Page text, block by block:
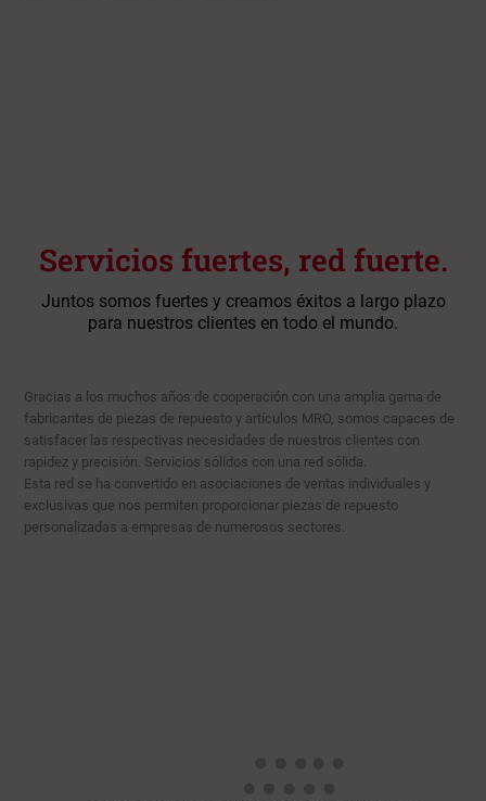
Servicios fuertes, red fuerte.
Juntos somos fuertes y creamos éxitos a largo plazo
para nuestros clientes en todo el mundo.
Gracias a los muchos años de cooperación con una amplia gama de
fabricantes de piezas de repuesto y artículos MRO, somos capaces de
satisfacer las respectivas necesidades de nuestros clientes con
rapidez y precisión. Servicios sólidos con una red sólida.
Esta red se ha convertido en asociaciones de ventas individuales y
exclusivas que nos permiten proporcionar piezas de repuesto
personalizadas a empresas de numerosos sectores.